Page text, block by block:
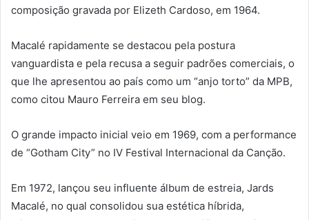
composição gravada por Elizeth Cardoso, em 1964.
Macalé rapidamente se destacou pela postura
vanguardista e pela recusa a seguir padrões comerciais, o
que lhe apresentou ao país como um “anjo torto” da MPB,
como citou Mauro Ferreira em seu blog.
O grande impacto inicial veio em 1969, com a performance
de “Gotham City” no IV Festival Internacional da Canção.
Em 1972, lançou seu influente álbum de estreia, Jards
Macalé, no qual consolidou sua estética híbrida,